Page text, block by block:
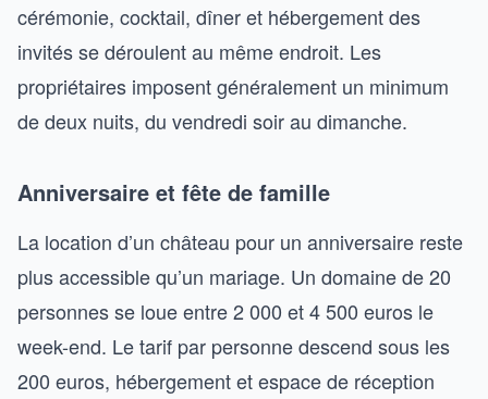
cérémonie, cocktail, dîner et hébergement des
invités se déroulent au même endroit. Les
propriétaires imposent généralement un minimum
de deux nuits, du vendredi soir au dimanche.
Anniversaire et fête de famille
La location d’un château pour un anniversaire reste
plus accessible qu’un mariage. Un domaine de 20
personnes se loue entre 2 000 et 4 500 euros le
week-end. Le tarif par personne descend sous les
200 euros, hébergement et espace de réception